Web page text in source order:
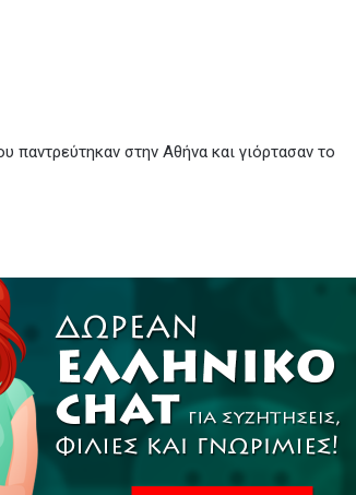
παντρεύτηκαν στην Αθήνα και γιόρτασαν το